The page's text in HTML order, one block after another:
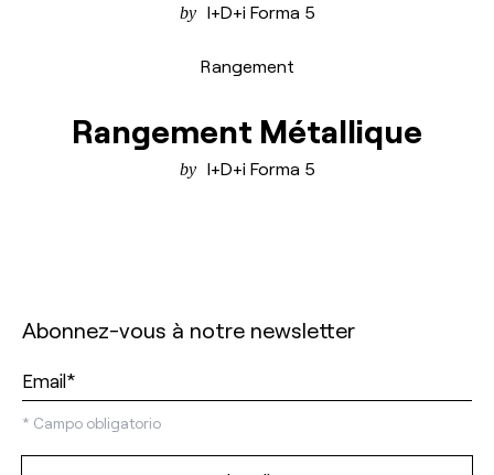
I+D+i Forma 5
Rangement
Rangement Métallique
I+D+i Forma 5
Abonnez-vous à notre newsletter
* Campo obligatorio